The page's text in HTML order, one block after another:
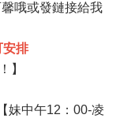
哦或發鏈接給我
安排
】
妹中午12：00-凌